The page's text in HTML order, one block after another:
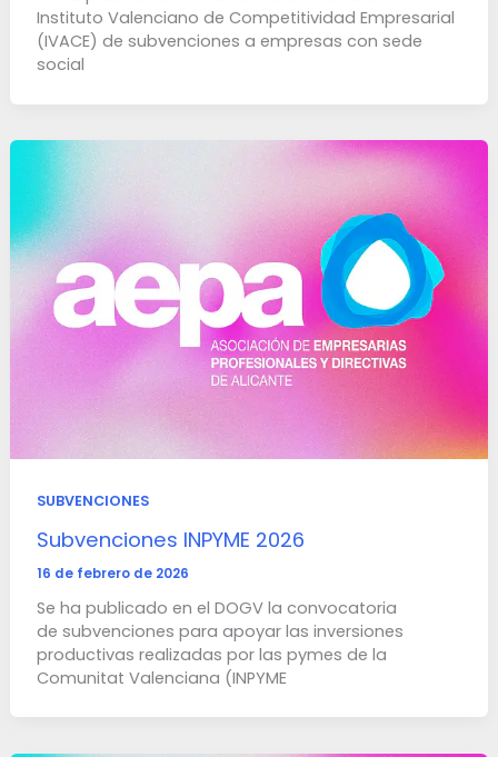
Instituto Valenciano de Competitividad Empresarial
(IVACE) de subvenciones a empresas con sede
social
SUBVENCIONES
Subvenciones INPYME 2026
16 de febrero de 2026
Se ha publicado en el DOGV la convocatoria
de subvenciones para apoyar las inversiones
productivas realizadas por las pymes de la
Comunitat Valenciana (INPYME